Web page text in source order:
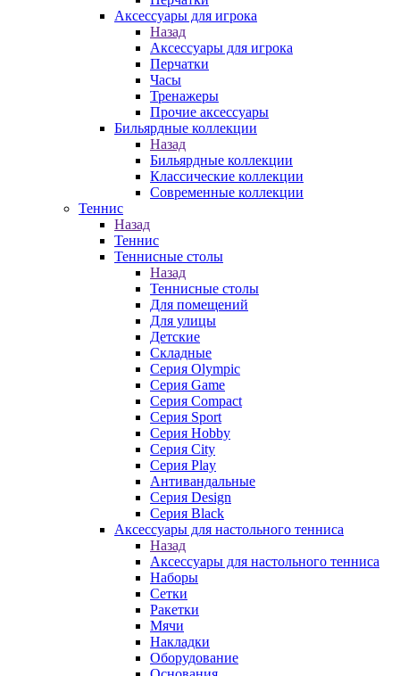
Аксессуары для игрока
Назад
Аксессуары для игрока
Перчатки
Часы
Тренажеры
Прочие аксессуары
Бильярдные коллекции
Назад
Бильярдные коллекции
Классические коллекции
Современные коллекции
Теннис
Назад
Теннис
Теннисные столы
Назад
Теннисные столы
Для помещений
Для улицы
Детские
Складные
Серия Olympic
Серия Game
Серия Compact
Серия Sport
Серия Hobby
Серия City
Серия Play
Антивандальные
Серия Design
Серия Black
Аксессуары для настольного тенниса
Назад
Аксессуары для настольного тенниса
Наборы
Сетки
Ракетки
Мячи
Накладки
Оборудование